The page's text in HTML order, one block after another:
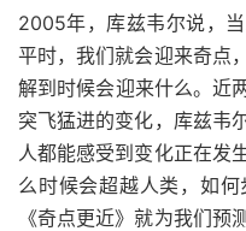
2005年，库兹韦尔说，
平时，我们就会迎来奇点
解到时候会迎来什么。近
突飞猛进的变化，库兹韦
人都能感受到变化正在发
么时候会超越人类，如
《奇点更近》就为我们预